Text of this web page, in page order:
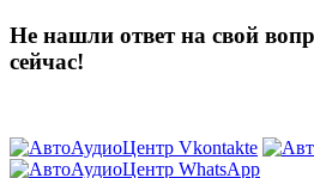
Не нашли ответ на свой
сейчас!